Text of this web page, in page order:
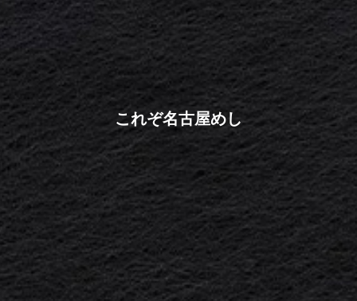
これぞ名古屋めし